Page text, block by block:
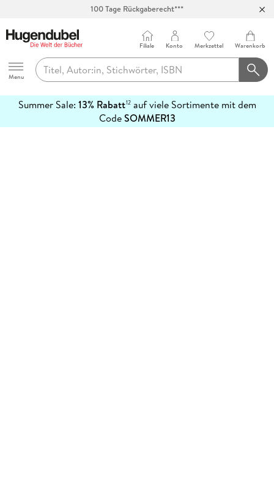
100 Tage Rückgaberecht***
Hugendubel
Menu
Filiale Konto Merkzettel Warenkorb
Summer Sale: 13% Rabatt12auf viele Sortimente mit dem
CodeSOMMER13
erfahren